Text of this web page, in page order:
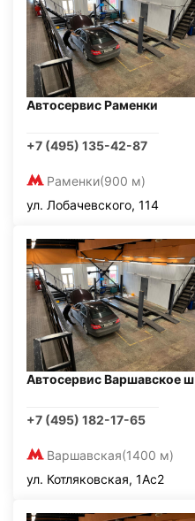
Автосервис Раменки
+7 (495) 135-42-87
Раменки(900 м)
ул. Лобачевского, 114
Автосервис Варшавское ш
+7 (495) 182-17-65
Варшавская(1400 м)
ул. Котляковская, 1Ас2